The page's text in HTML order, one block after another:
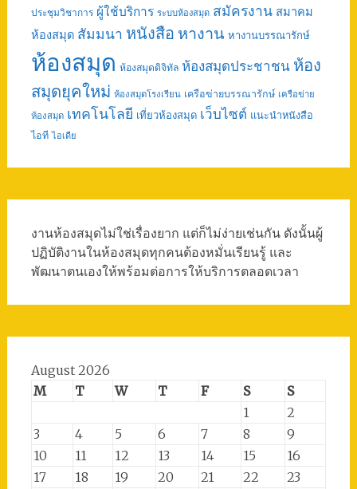
ประชุมวิชาการ ผู้ใช้บริการ ระบบห้องสมุด สมัครงาน สมาคม
ห้องสมุด สัมมนา หนังสือ หางาน หางานบรรณารักษ์
ห้องสมุด ห้องสมุดดิจิทัล ห้องสมุดประชาชน ห้อง
สมุดยุคใหม่ ห้องสมุดโรงเรียน เครือข่ายบรรณารักษ์ เครือข่าย
ห้องสมุด เทคโนโลยี เที่ยวห้องสมุด เว็บไซต์ แนะนำหนังสือ
ไอที ไอเดีย
งานห้องสมุดไม่ใช่เรื่องยาก แต่ก็ไม่ง่ายเช่นกัน ดังนั้นผู้
ปฏิบัติงานในห้องสมุดทุกคนต้องหมั่นเรียนรู้ และ
พัฒนาตนเองให้พร้อมต่อการให้บริการตลอดเวลา
August 2026
M
T W T F S
S
1
2
3
4 5 6 7 8
9
10
11 12 13 14 15
16
17
18 19 20 21 22
23